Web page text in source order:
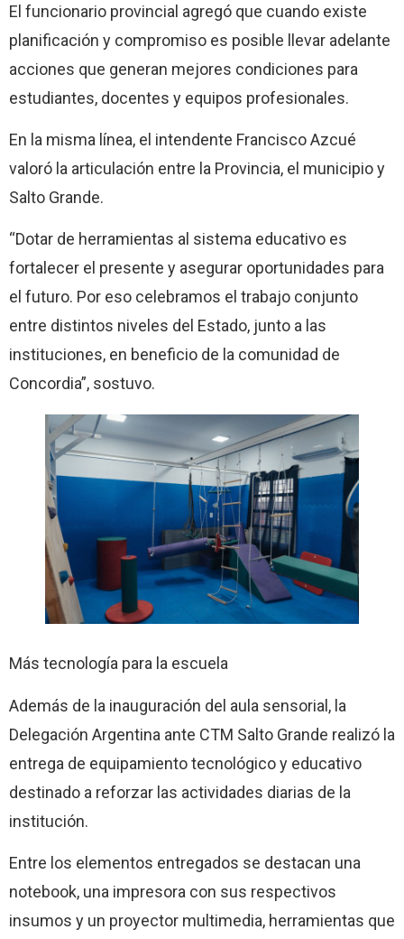
El funcionario provincial agregó que cuando existe
planificación y compromiso es posible llevar adelante
acciones que generan mejores condiciones para
estudiantes, docentes y equipos profesionales.
En la misma línea, el intendente Francisco Azcué
valoró la articulación entre la Provincia, el municipio y
Salto Grande.
“Dotar de herramientas al sistema educativo es
fortalecer el presente y asegurar oportunidades para
el futuro. Por eso celebramos el trabajo conjunto
entre distintos niveles del Estado, junto a las
instituciones, en beneficio de la comunidad de
Concordia”, sostuvo.
Más tecnología para la escuela
Además de la inauguración del aula sensorial, la
Delegación Argentina ante CTM Salto Grande realizó la
entrega de equipamiento tecnológico y educativo
destinado a reforzar las actividades diarias de la
institución.
Entre los elementos entregados se destacan una
notebook, una impresora con sus respectivos
insumos y un proyector multimedia, herramientas que